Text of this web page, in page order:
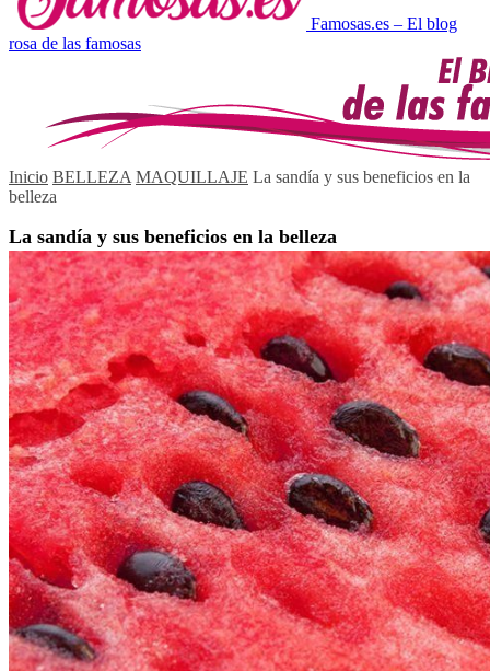
Famosas.es – El blog
rosa de las famosas
Inicio BELLEZA MAQUILLAJE La sandía y sus beneficios en la
belleza
La sandía y sus beneficios en la belleza